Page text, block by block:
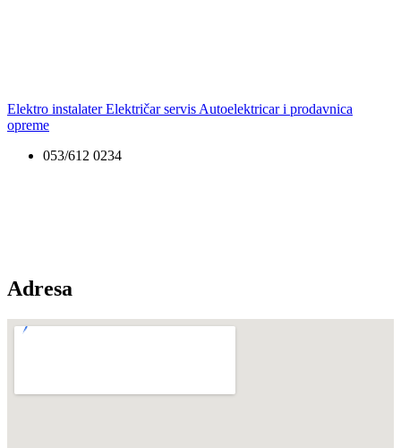
Elektro instalater Električar servis Autoelektricar i prodavnica
opreme
053/612 0234
Adresa